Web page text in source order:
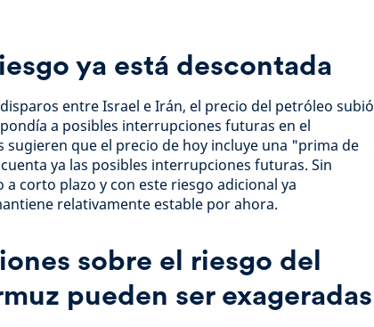
ya está descontada
entre Israel e Irán, el precio del petróleo subió
a posibles interrupciones futuras en el
que el precio de hoy incluye una "prima de
ya las posibles interrupciones futuras. Sin
corto plazo y con este riesgo adicional ya
relativamente estable por ahora.
sobre el riesgo del
pueden ser exageradas